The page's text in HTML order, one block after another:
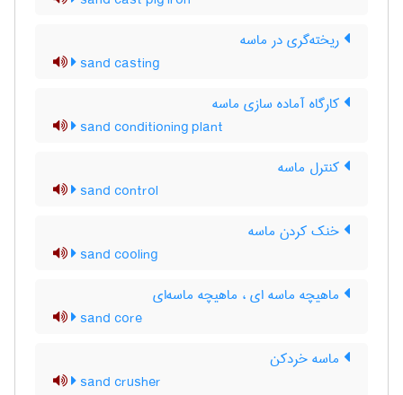
ریخته‌گری در ماسه
sand casting
کارگاه آماده سازی ماسه
sand conditioning plant
کنترل ماسه
sand control
خنک کردن ماسه
sand cooling
ماهیچه ماسه ای ، ماهیچه ماسه‌ای
sand core
ماسه خردکن
sand crusher